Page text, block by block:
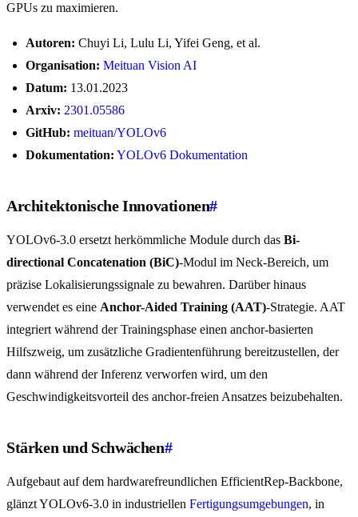
GPUs zu maximieren.
Autoren: Chuyi Li, Lulu Li, Yifei Geng, et al.
Organisation: Meituan Vision AI
Datum: 13.01.2023
Arxiv: 2301.05586
GitHub: meituan/YOLOv6
Dokumentation: YOLOv6 Dokumentation
Architektonische Innovationen#
YOLOv6-3.0 ersetzt herkömmliche Module durch das Bi-
directional Concatenation (BiC)-Modul im Neck-Bereich, um
präzise Lokalisierungssignale zu bewahren. Darüber hinaus
verwendet es eine Anchor-Aided Training (AAT)-Strategie. AAT
integriert während der Trainingsphase einen anchor-basierten
Hilfszweig, um zusätzliche Gradientenführung bereitzustellen, der
dann während der Inferenz verworfen wird, um den
Geschwindigkeitsvorteil des anchor-freien Ansatzes beizubehalten.
Stärken und Schwächen#
Aufgebaut auf dem hardwarefreundlichen EfficientRep-Backbone,
glänzt YOLOv6-3.0 in industriellen Fertigungsumgebungen, in